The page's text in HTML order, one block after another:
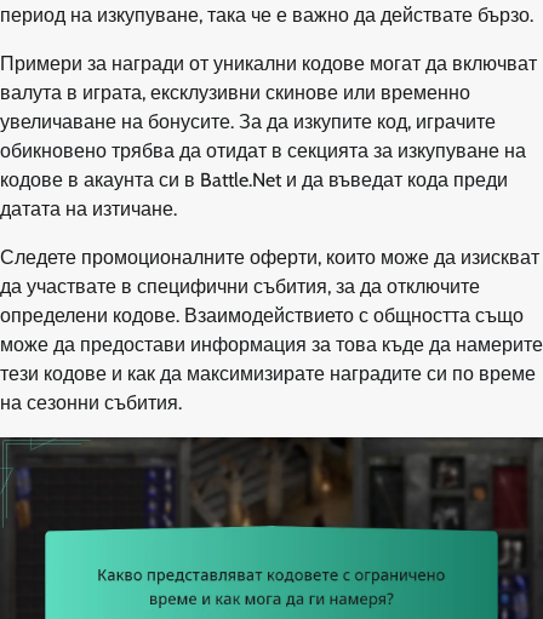
период на изкупуване, така че е важно да действате бързо.
Примери за награди от уникални кодове могат да включват
валута в играта, ексклузивни скинове или временно
увеличаване на бонусите. За да изкупите код, играчите
обикновено трябва да отидат в секцията за изкупуване на
кодове в акаунта си в Battle.Net и да въведат кода преди
датата на изтичане.
Следете промоционалните оферти, които може да изискват
да участвате в специфични събития, за да отключите
определени кодове. Взаимодействието с общността също
може да предостави информация за това къде да намерите
тези кодове и как да максимизирате наградите си по време
на сезонни събития.